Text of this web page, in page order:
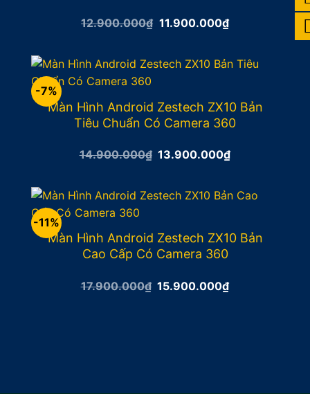
12.900.000₫ Giá
12.900.000₫.
11.900.000₫Giá
hiện
11.900.000₫.
-7%
Màn Hình Android Zestech ZX10 Bản
Tiêu Chuẩn Có Camera 360
14.900.000₫ Giá
13.900.000₫Giá
13.900.000₫.
-11%
Màn Hình Android Zestech ZX10 Bản
Cao Cấp Có Camera 360
17.900.000₫ Giá
15.900.000₫Giá